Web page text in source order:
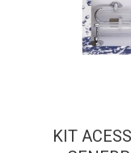
KIT